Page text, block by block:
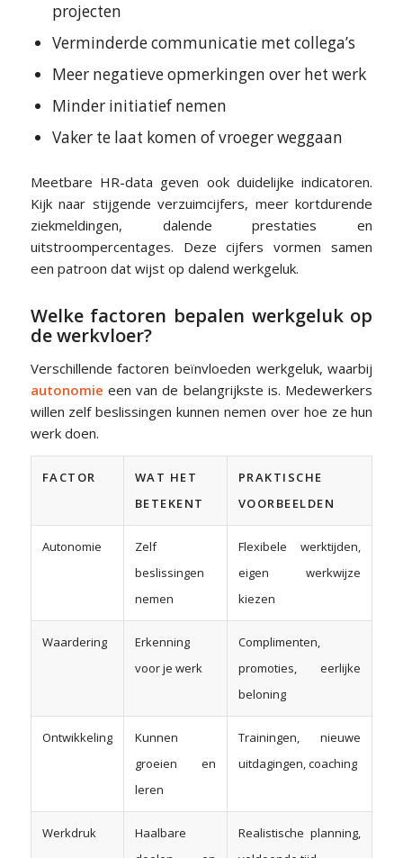
projecten
Verminderde communicatie met collega’s
Meer negatieve opmerkingen over het werk
Minder initiatief nemen
Vaker te laat komen of vroeger weggaan
Meetbare HR-data geven ook duidelijke indicatoren.
Kijk naar stijgende verzuimcijfers, meer kortdurende
ziekmeldingen, dalende prestaties en
uitstroompercentages. Deze cijfers vormen samen
een patroon dat wijst op dalend werkgeluk.
Welke factoren bepalen werkgeluk op
de werkvloer?
Verschillende factoren beïnvloeden werkgeluk, waarbij
autonomie een van de belangrijkste is. Medewerkers
willen zelf beslissingen kunnen nemen over hoe ze hun
werk doen.
FACTOR
WAT HET
BETEKENT
PRAKTISCHE
VOORBEELDEN
Autonomie
Zelf
beslissingen
nemen
Flexibele werktijden,
eigen werkwijze
kiezen
Waardering
Erkenning
voor je werk
Complimenten,
promoties, eerlijke
beloning
Ontwikkeling
Kunnen
groeien en
leren
Trainingen, nieuwe
uitdagingen, coaching
Werkdruk
Haalbare
Realistische planning,